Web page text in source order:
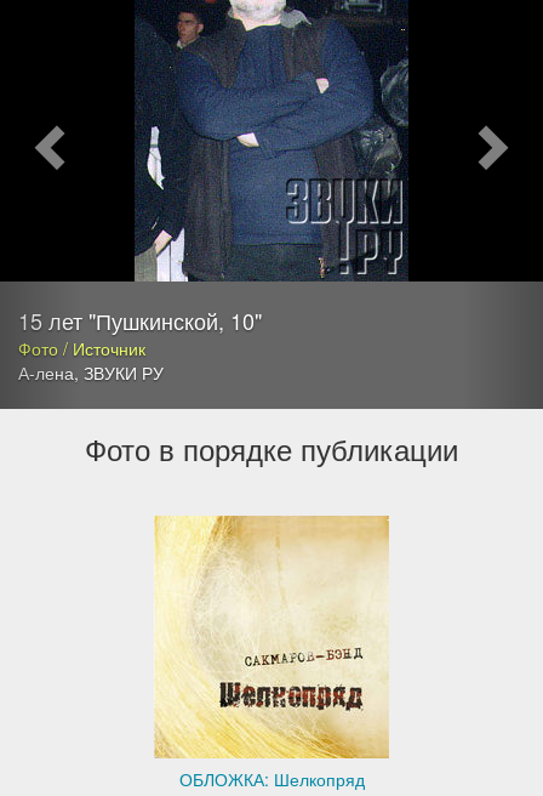
15 лет "Пушкинской, 10"
Фото / Источник
А-лена, ЗВУКИ РУ
Фото в порядке публикации
ОБЛОЖКА: Шелкопряд